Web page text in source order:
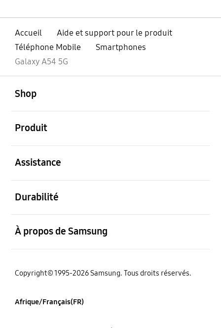
Accueil
Aide et support pour le produit
Téléphone Mobile
Smartphones
Galaxy A54 5G
Shop
Produit
Assistance
Durabilité
À propos de Samsung
Copyright© 1995-2026 Samsung. Tous droits réservés.
Afrique/Français(FR)